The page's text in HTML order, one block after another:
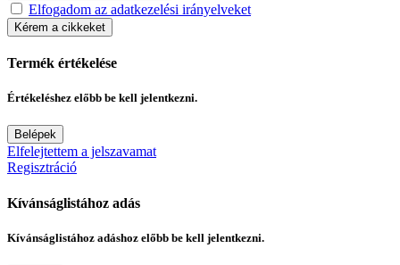
Elfogadom az adatkezelési irányelveket
Kérem a cikkeket
Termék értékelése
Értékeléshez előbb be kell jelentkezni.
Belépek
Elfelejtettem a jelszavamat
Regisztráció
Kívánságlistához adás
Kívánságlistához adáshoz előbb be kell jelentkezni.